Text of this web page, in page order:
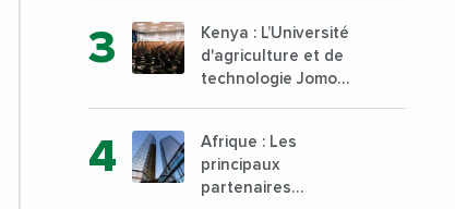
000 tonnes produites
Kenya : L’Université
d'agriculture et de
technologie Jomo
formation technique
et professionnelle sur
son campus de Karen
Afrique : Les
principaux
partenaires